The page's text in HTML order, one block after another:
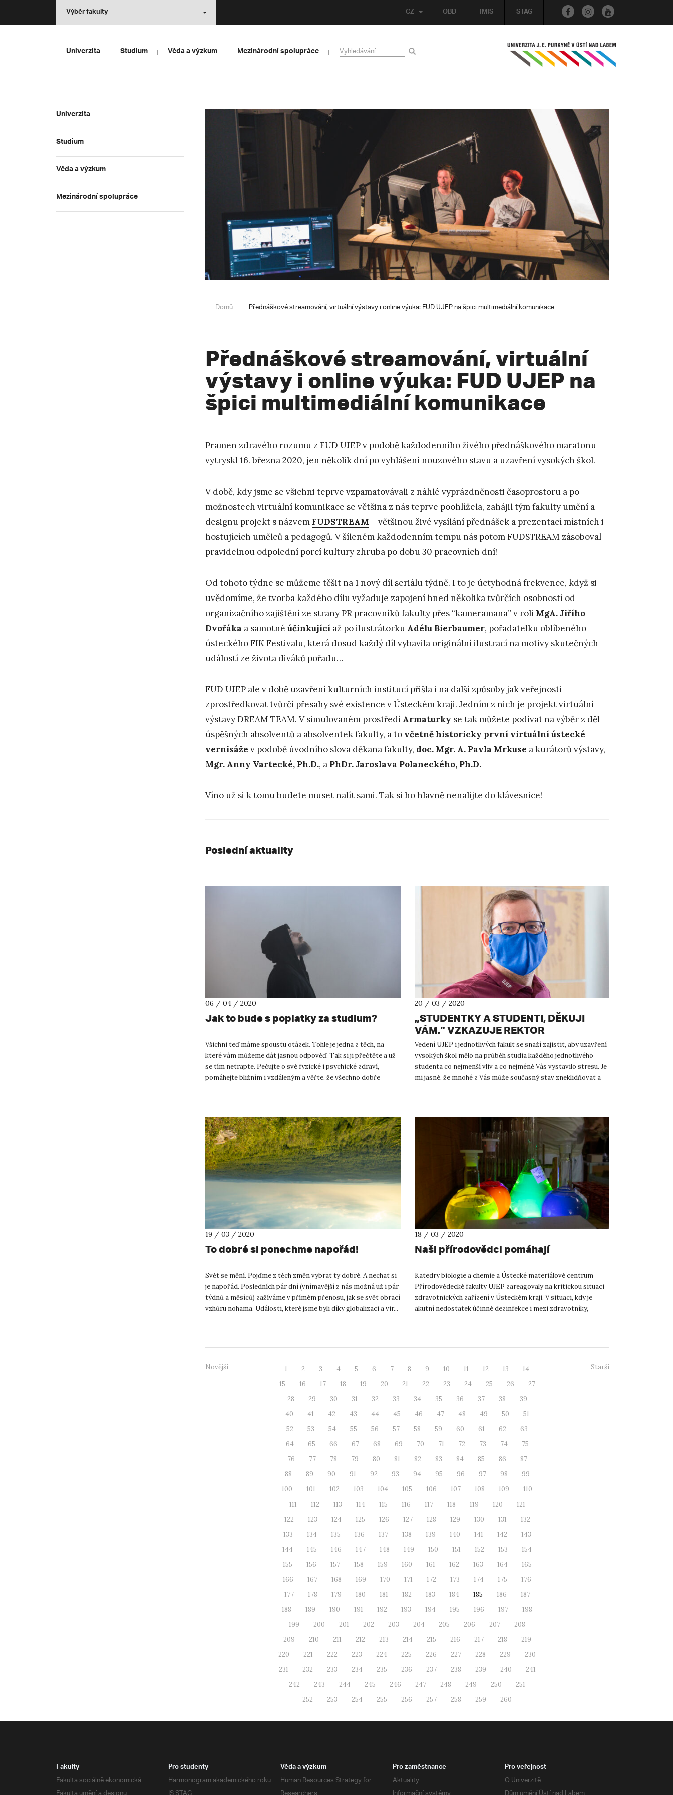
OBD IMIS STAG
CZ
Výběr fakulty
Univerzita Studium Věda a výzkum Mezinárodní spolupráce
Univerzita
Studium
Věda a výzkum
Mezinárodní spolupráce
Domů Přednáškové streamování, virtuální výstavy i online výuka: FUD UJEP na špici multimediální komunikace
Přednáškové streamování, virtuální
výstavy i online výuka: FUD UJEP na
špici multimediální komunikace
Pramen zdravého rozumu z FUD UJEPv podobě každodenního živého přednáškového maratonu
vytryskl 16. března 2020, jen několik dní po vyhlášení nouzového stavu a uzavření vysokých škol.
V době, kdy jsme se všichni teprve vzpamatovávali z náhlé vyprázdněnosti časoprostoru a po
možnostech virtuální komunikace se většina z nás teprve poohlížela, zahájil tým fakulty umění a
designu projekt s názvem FUDSTREAM – většinou živé vysílání přednášek a prezentací místních i
hostujících umělců a pedagogů. V šíleném každodenním tempu nás potom FUDSTREAM zásoboval
pravidelnou odpolední porcí kultury zhruba po dobu 30 pracovních dní!
Od tohoto týdne se můžeme těšit na 1 nový díl seriálu týdně. I to je úctyhodná frekvence, když si
uvědomíme, že tvorba každého dílu vyžaduje zapojení hned několika tvůrčích osobností od
organizačního zajištění ze strany PR pracovníků fakulty přes “kameramana” v roli MgA. Jiřího
Dvořáka a samotnéúčinkující až po ilustrátorku Adélu Bierbaumer, pořadatelku oblíbeného
ústeckého FIK Festivalu, která dosud každý díl vybavila originální ilustrací na motivy skutečných
událostí ze života diváků pořadu…
FUD UJEP ale v době uzavření kulturních institucí přišla i na další způsoby jak veřejnosti
zprostředkovat tvůrčí přesahy své existence v Ústeckém kraji. Jedním z nich je projekt virtuální
výstavyDREAM TEAM. V simulovaném prostředí Armaturky se tak můžete podívat na výběr z děl
úspěšných absolventů a absolventek fakulty, a to včetně historicky první virtuální ústecké
vernisáže v podobě úvodního slova děkana fakulty, doc. Mgr. A. Pavla Mrkuse a kurátorů výstavy,
Mgr. Anny Vartecké, Ph.D., a PhDr. Jaroslava Polaneckého, Ph.D.
Víno už si k tomu budete muset nalít sami. Tak si ho hlavně nenalijte doklávesnice!
Poslední aktuality
06 / 04 / 2020
Jak to bude s poplatky za studium?
Všichni teď máme spoustu otázek. Tohle je jedna z těch, na
které vám můžeme dát jasnou odpověď. Tak si ji přečtěte a už
se tím netrapte. Pečujte o své fyzické i psychické zdraví,
pomáhejte bližním i vzdáleným a věřte, že všechno dobře
20 / 03 / 2020
„STUDENTKY A STUDENTI, DĚKUJI
VÁM,“ VZKAZUJE REKTOR
Vedení UJEP i jednotlivých fakult se snaží zajistit, aby uzavření
vysokých škol mělo na průběh studia každého jednotlivého
studenta co nejmenší vliv a co nejméně Vás vystavilo stresu. Je
mi jasné, že mnohé z Vás může současný stav zneklidňovat a
19 / 03 / 2020
To dobré si ponechme napořád!
Svět se mění. Pojďme z těch změn vybrat ty dobré. A nechat si
je napořád. Posledních pár dní (vnímavější z nás možná už i pár
týdnů a měsíců) zažíváme v přímém přenosu, jak se svět obrací
vzhůru nohama. Události, které jsme byli díky globalizaci a vir...
18 / 03 / 2020
Naši přírodovědci pomáhají
Katedry biologie a chemie a Ústecké materiálové centrum
Přírodovědecké fakulty UJEP zareagovaly na kritickou situaci
zdravotnických zařízení v Ústeckém kraji. V situaci, kdy je
akutní nedostatek účinné dezinfekce i mezi zdravotníky,
Novější 1 2 3 4 5 6 7 8 9 10 11 12 13
14
15
16 17 18 19 20 21 22 23 24 25 26
27
28
29 30 31 32 33 34 35 36 37 38
39
40
41 42 43 44 45 46 47 48 49 50
51
52
53 54 55 56 57 58 59 60 61 62
63
64
65 66 67 68 69 70 71 72 73 74
75
76
77 78 79 80 81 82 83 84 85 86
87
88
89 90 91 92 93 94 95 96 97 98
99
100
101 102 103 104 105 106 107 108 109
110
111
112 113 114 115 116 117 118 119 120
121
122
123 124 125 126 127 128 129 130 131
132
133
134 135 136 137 138 139 140 141 142
143
144
145 146 147 148 149 150 151 152 153
154
155
156 157 158 159 160 161 162 163 164
165
166
167 168 169 170 171 172 173 174 175
176
177
178 179 180 181 182 183 184 185 186
187
188
189 190 191 192 193 194 195 196 197
198
199
200 201 202 203 204 205 206 207
208
209
210 211 212 213 214 215 216 217 218
219
220
221 222 223 224 225 226 227 228 229
230
231
232 233 234 235 236 237 238 239 240
241
242
243 244 245 246 247 248 249 250
251
252
253 254 255 256 257 258 259 260
Starší
Fakulty
Fakulta sociálně ekonomická
Pro studenty
Harmonogram akademického roku
Věda a výzkum
Human Resources Strategy for
Pro zaměstnance
Aktuality
Pro veřejnost
O Univerzitě